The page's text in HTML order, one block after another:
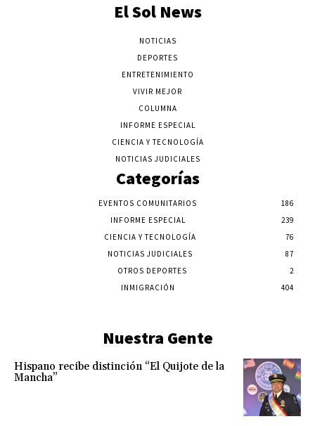
El Sol News
NOTICIAS
DEPORTES
ENTRETENIMIENTO
VIVIR MEJOR
COLUMNA
INFORME ESPECIAL
CIENCIA Y TECNOLOGÍA
NOTICIAS JUDICIALES
Categorías
EVENTOS COMUNITARIOS
186
INFORME ESPECIAL
239
CIENCIA Y TECNOLOGÍA
76
NOTICIAS JUDICIALES
87
OTROS DEPORTES
2
INMIGRACIÓN
404
Nuestra Gente
Hispano recibe distinción “El Quijote de la
Mancha”